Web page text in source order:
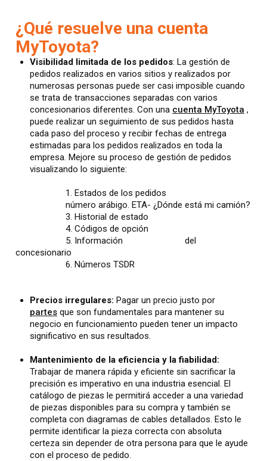
¿Qué resuelve una cuenta
MyToyota?
Visibilidad limitada de los pedidos: La gestión de
pedidos realizados en varios sitios y realizados por
numerosas personas puede ser casi imposible cuando
se trata de transacciones separadas con varios
concesionarios diferentes. Con una cuenta MyToyota ,
puede realizar un seguimiento de sus pedidos hasta
cada paso del proceso y recibir fechas de entrega
estimadas para los pedidos realizados en toda la
empresa. Mejore su proceso de gestión de pedidos
visualizando lo siguiente:
1. Estados de los pedidos
número arábigo. ETA- ¿Dónde está mi camión?
3. Historial de estado
4. Códigos de opción
5. Información del
concesionario
6. Números TSDR
Precios irregulares: Pagar un precio justo por
partes que son fundamentales para mantener su
negocio en funcionamiento pueden tener un impacto
significativo en sus resultados.
Mantenimiento de la eficiencia y la fiabilidad:
Trabajar de manera rápida y eficiente sin sacrificar la
precisión es imperativo en una industria esencial. El
catálogo de piezas le permitirá acceder a una variedad
de piezas disponibles para su compra y también se
completa con diagramas de cables detallados. Esto le
permite identificar la pieza correcta con absoluta
certeza sin depender de otra persona para que le ayude
con el proceso de pedido.